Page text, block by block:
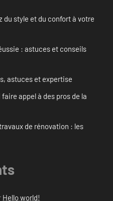
du style et du confort à votre
: astuces et conseils
astuces et expertise
appel à des pros de la
de rénovation : les
Hello world!